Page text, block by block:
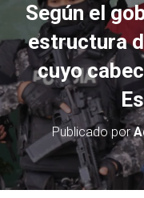
Según el
estructura
cuyo
Publicado por